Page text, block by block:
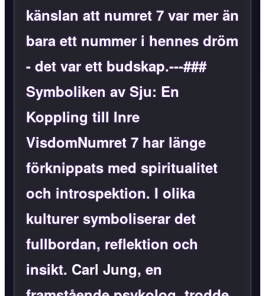
känslan att numret 7 var mer än
bara ett nummer i hennes dröm
- det var ett budskap.---###
Symboliken av Sju: En
Koppling till Inre
VisdomNumret 7 har länge
förknippats med spiritualitet
och introspektion. I olika
kulturer symboliserar det
fullbordan, reflektion och
insikt. Carl Jung, en